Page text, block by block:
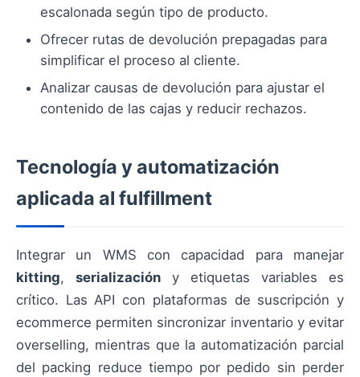
escalonada según tipo de producto.
Ofrecer rutas de devolución prepagadas para
simplificar el proceso al cliente.
Analizar causas de devolución para ajustar el
contenido de las cajas y reducir rechazos.
Tecnología y automatización
aplicada al fulfillment
Integrar un WMS con capacidad para manejar
kitting, serialización y etiquetas variables es
crítico. Las API con plataformas de suscripción y
ecommerce permiten sincronizar inventario y evitar
overselling, mientras que la automatización parcial
del packing reduce tiempo por pedido sin perder